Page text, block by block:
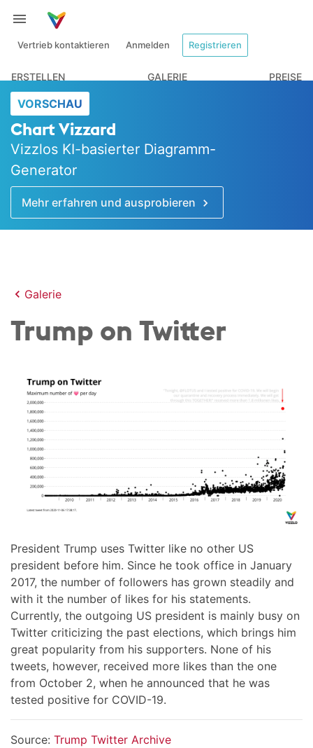
Vertrieb kontaktieren Anmelden Registrieren
ERSTELLEN GALERIE PREISE
VORSCHAU
Chart Vizzard
Vizzlos KI-basierter Diagramm-
Generator
Mehr erfahren und ausprobieren
Galerie
Trump on Twitter
President Trump uses Twitter like no other US
president before him. Since he took office in January
2017, the number of followers has grown steadily and
with it the number of likes for his statements.
Currently, the outgoing US president is mainly busy on
Twitter criticizing the past elections, which brings him
great popularity from his supporters. None of his
tweets, however, received more likes than the one
from October 2, when he announced that he was
tested positive for COVID-19.
Source: Trump Twitter Archive